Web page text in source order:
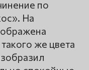
по
На
же цвета